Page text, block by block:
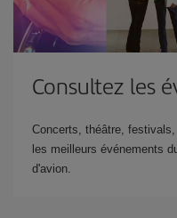
Consultez les
Concerts, théâtre,
les meilleurs événements
d'avion.